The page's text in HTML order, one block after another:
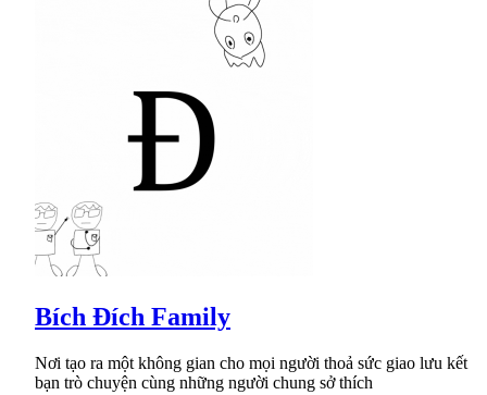
Bích Đích Family
Nơi tạo ra một không gian cho mọi người thoả sức giao lưu kết
bạn trò chuyện cùng những người chung sở thích